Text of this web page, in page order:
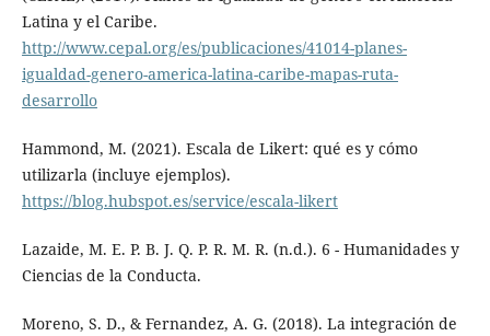
Latina y el Caribe.
http://www.cepal.org/es/publicaciones/41014-planes-
igualdad-genero-america-latina-caribe-mapas-ruta-
desarrollo
Hammond, M. (2021). Escala de Likert: qué es y cómo
utilizarla (incluye ejemplos).
https://blog.hubspot.es/service/escala-likert
Lazaide, M. E. P. B. J. Q. P. R. M. R. (n.d.). 6 - Humanidades y
Ciencias de la Conducta.
Moreno, S. D., & Fernandez, A. G. (2018). La integración de